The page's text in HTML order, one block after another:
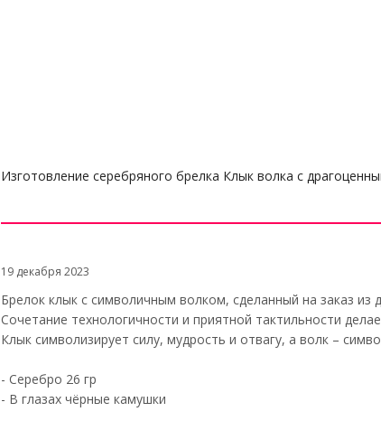
Изготовление серебряного брелка Клык волка с
19 декабря 2023
Брелок клык с символичным волком, сделанный на заказ из
Сочетание технологичности и приятной тактильности
Клык символизирует силу, мудрость и отвагу, а волк –
- Серебро 26 гр
- В глазах чёрные камушки